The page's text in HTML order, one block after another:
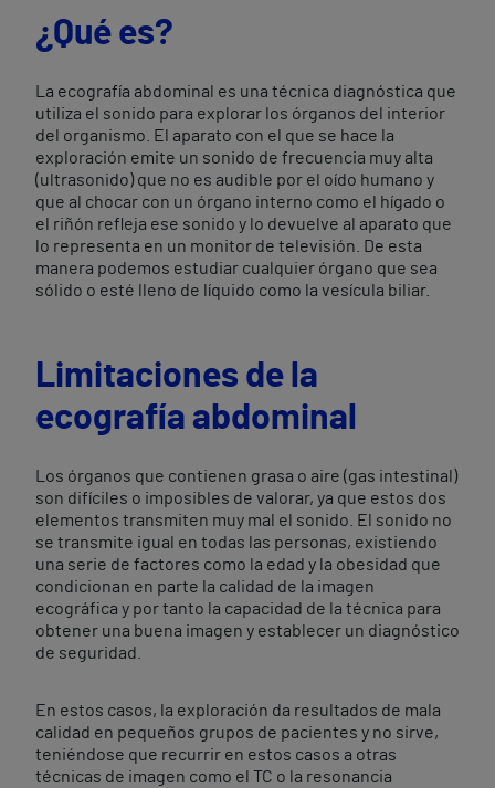
¿Qué es?
La ecografía abdominal es una técnica diagnóstica que
utiliza el sonido para explorar los órganos del interior
del organismo. El aparato con el que se hace la
exploración emite un sonido de frecuencia muy alta
(ultrasonido) que no es audible por el oído humano y
que al chocar con un órgano interno como el hígado o
el riñón refleja ese sonido y lo devuelve al aparato que
lo representa en un monitor de televisión. De esta
manera podemos estudiar cualquier órgano que sea
sólido o esté lleno de líquido como la vesícula biliar.
​Limitaciones de la
ecografía abdominal
Los órganos que contienen grasa o aire (gas intestinal)
son difíciles o imposibles de valorar, ya que estos dos
elementos transmiten muy mal el sonido. El sonido no
se transmite igual en todas las personas, existiendo
una serie de factores como la edad y la obesidad que
condicionan en parte la calidad de la imagen
ecográfica y por tanto la capacidad de la técnica para
obtener una buena imagen y establecer un diagnóstico
de seguridad.
En estos casos, la exploración da resultados de mala
calidad en pequeños grupos de pacientes y no sirve,
teniéndose que recurrir en estos casos a otras
técnicas de imagen como el TC o la resonancia